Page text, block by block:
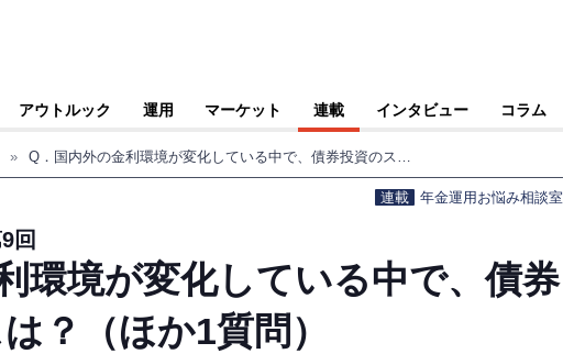
アウトルック 運用 マーケット 連載 インタビュー コラム
» Q．国内外の金利環境が変化している中で、債券投資のスタンスは？（ほか1質問）
連載 年金運用お悩み相談室
回
環境が変化している中で、債券
？（ほか1質問）